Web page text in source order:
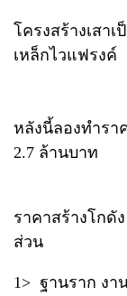
โครงสร้างเสา
เหล็กไวแฟรงค์
หลังนี้ลองทำรา
2.7 ล้านบาท
ราคาสร้างโกดั
ส่วน
1> ฐานราก ง